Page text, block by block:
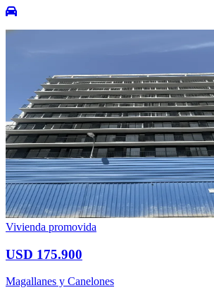
Vivienda promovida
USD 175.900
Magallanes y Canelones